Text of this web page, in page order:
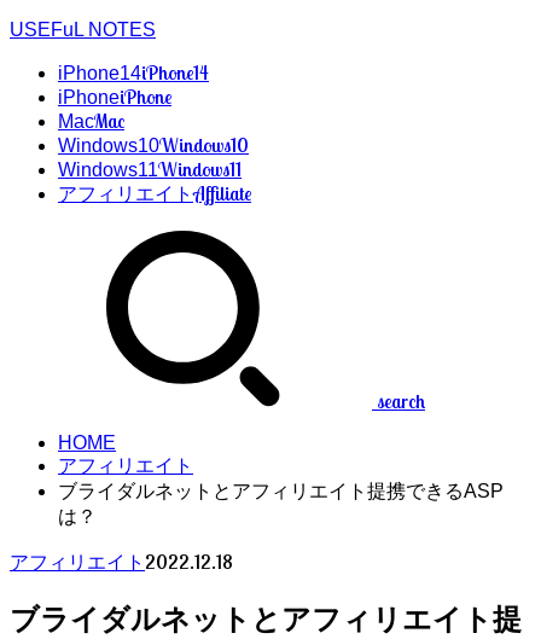
USEFuL NOTES
iPhone14iPhone14
iPhoneiPhone
MacMac
Windows10Windows10
Windows11Windows11
アフィリエイトAffiliate
search
HOME
アフィリエイト
ブライダルネットとアフィリエイト提携できるASP
は？
アフィリエイト 2022.12.18
ブライダルネットとアフィリエイト提